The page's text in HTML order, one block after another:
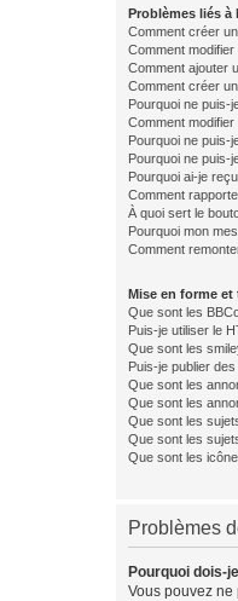
Problèmes liés à
Comment créer
Comment
Comment ajouter
Comment créer
Pourquoi ne puis-
Comment
Pourquoi ne puis-
Pourquoi ne puis-
Pourquoi ai-je
Comment
À quoi sert le
Pourquoi mon
Comment
Mise en forme
Que sont les
Puis-je utiliser le
Que sont les
Puis-je publier
Que sont les
Que sont les
Que sont les
Que sont les
Que sont les
Problèmes
Pourquoi dois-
Vous pouvez ne